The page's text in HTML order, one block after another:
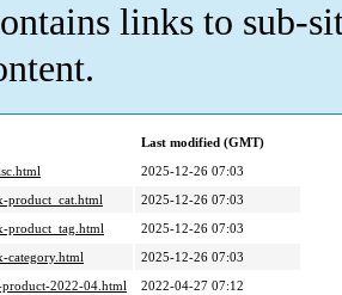
links to sub-
Last modified (GMT)
2025-12-26 07:03
product_cat.html
2025-12-26 07:03
product_tag.html
2025-12-26 07:03
category.html
2025-12-26 07:03
2022-04.html
2022-04-27 07:12